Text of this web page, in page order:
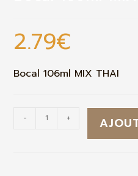
2.79€
Bocal 106ml MIX THAI
- +